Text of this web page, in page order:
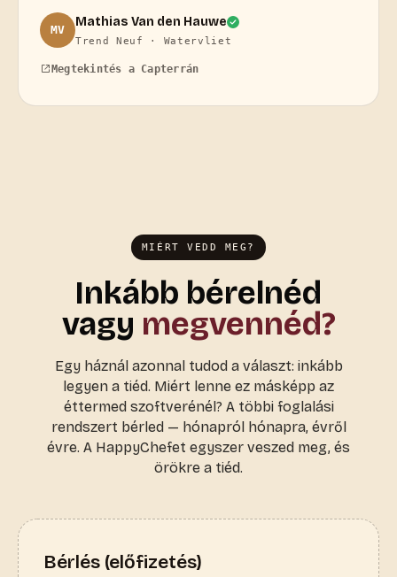
MV
Mathias Van den Hauwe
Trend Neuf · Watervliet
Megtekintés a Capterrán
MIÉRT VEDD MEG?
Inkább bérelnéd
vagy megvennéd?
Egy háznál azonnal tudod a választ: inkább
legyen a tiéd. Miért lenne ez másképp az
éttermed szoftverénél? A többi foglalási
rendszert bérled — hónapról hónapra, évről
évre. A HappyChefet egyszer veszed meg, és
örökre a tiéd.
Bérlés (előfizetés)